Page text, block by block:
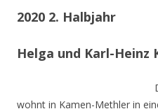
2020 2. Halbjahr
Helga und Karl-Heinz
wohnt in Kamen-Methler in